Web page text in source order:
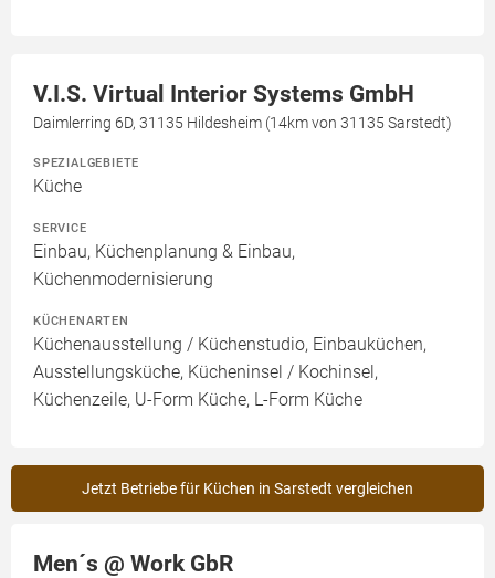
V.I.S. Virtual Interior Systems GmbH
Daimlerring 6D, 31135 Hildesheim (14km von 31135 Sarstedt)
SPEZIALGEBIETE
Küche
SERVICE
Einbau, Küchenplanung & Einbau,
Küchenmodernisierung
KÜCHENARTEN
Küchenausstellung / Küchenstudio, Einbauküchen,
Ausstellungsküche, Kücheninsel / Kochinsel,
Küchenzeile, U-Form Küche, L-Form Küche
Jetzt Betriebe für Küchen in Sarstedt vergleichen
Men´s @ Work GbR